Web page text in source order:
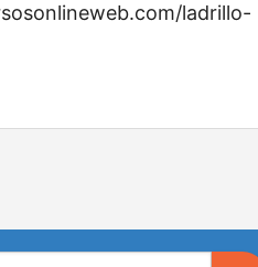
ladrillo-